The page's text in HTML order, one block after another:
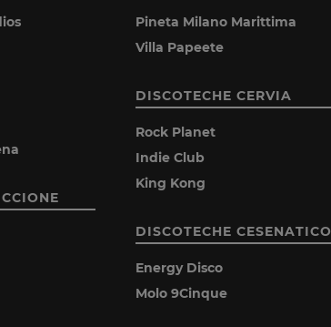
Pineta Milano Marittima
Villa Papeete
DISCOTECHE CERVIA
Rock Planet
Indie Club
King Kong
DISCOTECHE CESENATICO
Energy Disco
Molo 9Cinque